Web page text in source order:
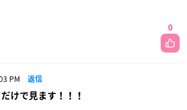
0
PM 返信
けで見ます！！！